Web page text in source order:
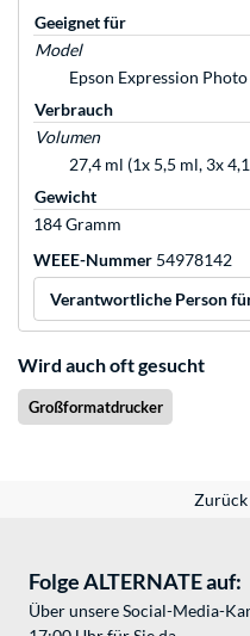
Geeignet für
Model
Epson Expression
Verbrauch
Volumen
27,4 ml (1x 5,5 ml, 3x
Gewicht
184 Gramm
WEEE-Nummer 54978142
Verantwortliche Person
Wird auch oft gesucht
Großformatdrucker
Zurück
Folge ALTERNATE auf:
Über unsere Social-Media-